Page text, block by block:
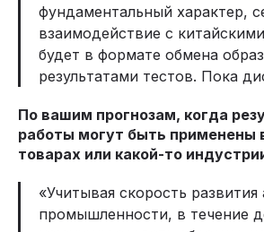
фундаментальный характер,
взаимодействие с
будет в формате обмена
результатами тестов. Пока
По вашим прогнозам, когда
работы могут быть применены
товарах или какой-то
«Учитывая скорость
промышленности, в течение